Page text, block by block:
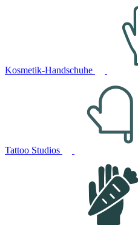
Kosmetik-Handschuhe
Tattoo Studios